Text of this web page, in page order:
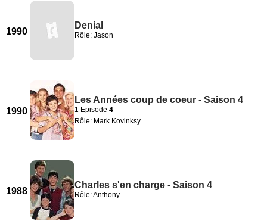
1990
Denial
Rôle: Jason
1990
Les Années coup de coeur - Saison 4
1 Episode 4
Rôle: Mark Kovinksy
1988
Charles s'en charge - Saison 4
Rôle: Anthony